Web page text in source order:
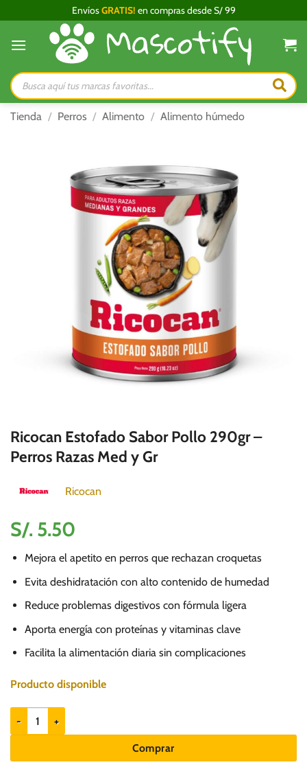
al
contenido
EnvíosGRATIS! en compras desde S/ 99
Búsqueda
de
productos
Tienda / Perros / Alimento / Alimento húmedo
Ricocan Estofado Sabor Pollo 290gr –
Perros Razas Med y Gr
Ricocan
S/. 5.50
Mejora el apetito en perros que rechazan croquetas
Evita deshidratación con alto contenido de humedad
Reduce problemas digestivos con fórmula ligera
Aporta energía con proteínas y vitaminas clave
Facilita la alimentación diaria sin complicaciones
Producto disponible
Ricocan Estofado Sabor Pollo 290gr - Perros Razas Med y Gr cantidad
Comprar